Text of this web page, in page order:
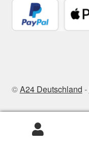
©A24 Deutschland -
Zoeken